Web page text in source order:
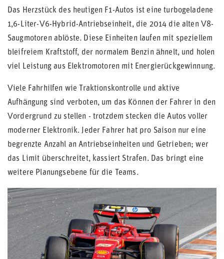
Das Herzstück des heutigen F1-Autos ist eine turbogeladene
1,6-Liter-V6-Hybrid-Antriebseinheit, die 2014 die alten V8-
Saugmotoren ablöste. Diese Einheiten laufen mit speziellem
bleifreiem Kraftstoff, der normalem Benzin ähnelt, und holen
viel Leistung aus Elektromotoren mit Energierückgewinnung.
Viele Fahrhilfen wie Traktionskontrolle und aktive
Aufhängung sind verboten, um das Können der Fahrer in den
Vordergrund zu stellen - trotzdem stecken die Autos voller
moderner Elektronik. Jeder Fahrer hat pro Saison nur eine
begrenzte Anzahl an Antriebseinheiten und Getrieben; wer
das Limit überschreitet, kassiert Strafen. Das bringt eine
weitere Planungsebene für die Teams.